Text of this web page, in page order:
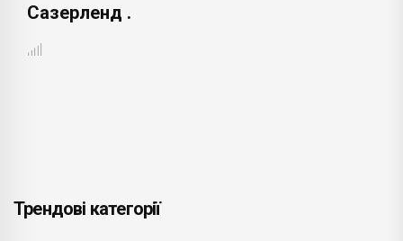
Сазерленд .
Трендові категорії